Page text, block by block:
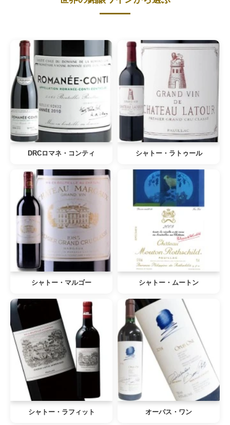
DRCロマネ・コンティ シャトー・ラトゥール
シャトー・マルゴー シャトー・ムートン
シャトー・ラフィット オーパス・ワン